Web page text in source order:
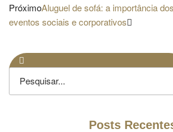
PróximoAluguel de sofá: a importância
eventos sociais e corporativos
Posts